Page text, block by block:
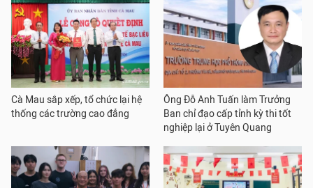
Cà Mau sắp xếp, tổ chức lại hệ
thống các trường cao đẳng
Ông Đỗ Anh Tuấn làm Trưởng
Ban chỉ đạo cấp tỉnh kỳ thi tốt
nghiệp lại ở Tuyên Quang